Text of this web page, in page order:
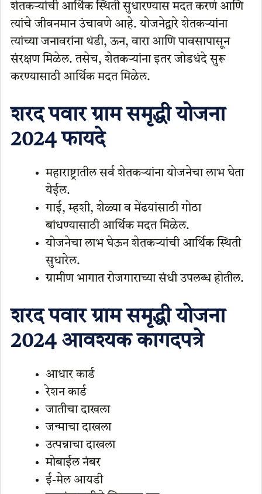
शेतकऱ्यांची आर्थिक स्थिती सुधारण्यास मदत करणे आणि
त्यांचे जीवनमान उंचावणे आहे. योजनेद्वारे शेतकऱ्यांना
त्यांच्या जनावरांना थंडी, ऊन, वारा आणि पावसापासून
संरक्षण मिळेल. तसेच, शेतकऱ्यांना इतर जोडधंदे सुरू
करण्यासाठी आर्थिक मदत मिळेल.
शरद पवार ग्राम समृद्धी योजना
2024फायदे
महाराष्ट्रातील सर्व शेतकऱ्यांना योजनेचा लाभ घेता
येईल.
गाई, म्हशी, शेळ्या व मेंढयांसाठी गोठा
बांधण्यासाठी आर्थिक मदत मिळेल.
योजनेचा लाभ घेऊन शेतकऱ्यांची आर्थिक स्थिती
सुधारेल.
ग्रामीण भागात रोजगाराच्या संधी उपलब्ध होतील.
शरद पवार ग्राम समृद्धी योजना
2024 आवश्यक कागदपत्रे
आधार कार्ड
रेशन कार्ड
जातीचा दाखला
जन्माचा दाखला
उत्पन्नाचा दाखला
मोबाईल नंबर
ई-मेल आयडी